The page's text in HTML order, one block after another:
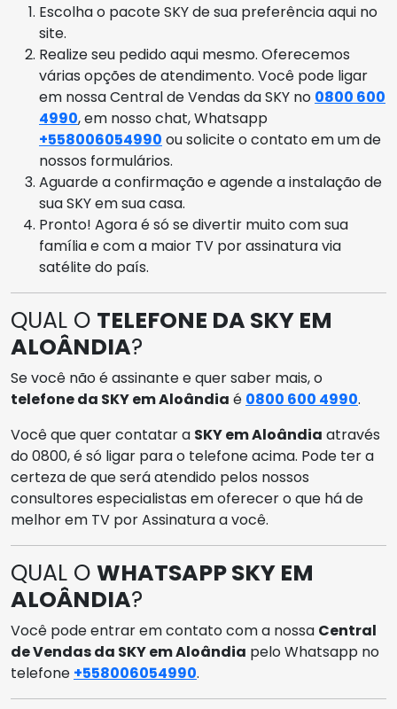
Escolha o pacote SKY de sua preferência aqui no
site.
Realize seu pedido aqui mesmo. Oferecemos
várias opções de atendimento. Você pode ligar
em nossa Central de Vendas da SKY no 0800 600
4990, em nosso chat, Whatsapp
+558006054990 ou solicite o contato em um de
nossos formulários.
Aguarde a confirmação e agende a instalação de
sua SKY em sua casa.
Pronto! Agora é só se divertir muito com sua
família e com a maior TV por assinatura via
satélite do país.
QUAL O TELEFONE DA SKY EM
ALOÂNDIA?
Se você não é assinante e quer saber mais, o
telefone da SKY em Aloândia é 0800 600 4990.
Você que quer contatar a SKY em Aloândia através
do 0800, é só ligar para o telefone acima. Pode ter a
certeza de que será atendido pelos nossos
consultores especialistas em oferecer o que há de
melhor em TV por Assinatura a você.
QUAL O WHATSAPP SKY EM
ALOÂNDIA?
Você pode entrar em contato com a nossa Central
de Vendas da SKY em Aloândia pelo Whatsapp no
telefone +558006054990.